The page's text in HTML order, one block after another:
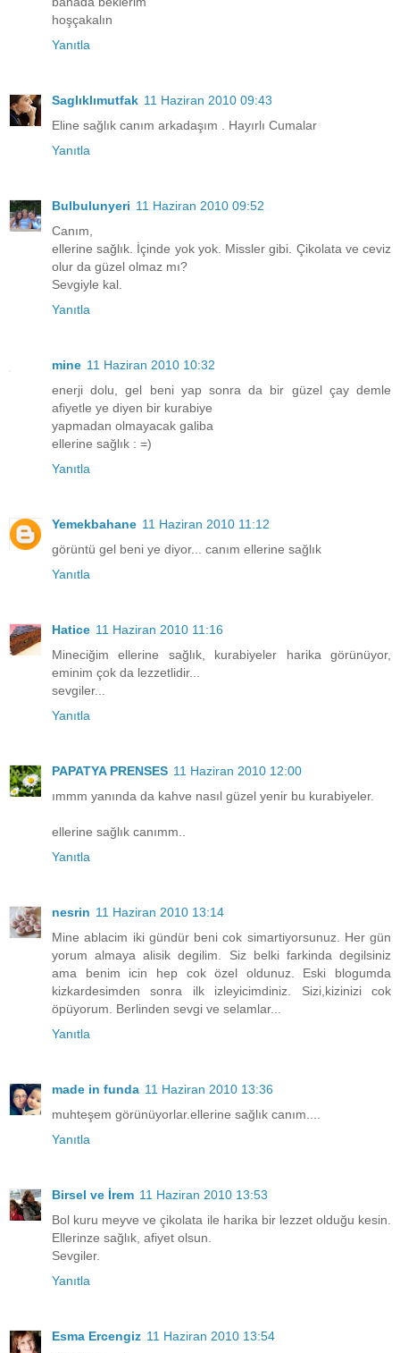
hoşçakalın
Yanıtla
Saglıklımutfak 11 Haziran 2010 09:43
Eline sağlık canım arkadaşım . Hayırlı Cumalar
Yanıtla
Bulbulunyeri 11 Haziran 2010 09:52
Canım,
ellerine sağlık. İçinde yok yok. Missler gibi. Çikolata ve ceviz
olur da güzel olmaz mı?
Sevgiyle kal.
Yanıtla
mine 11 Haziran 2010 10:32
enerji dolu, gel beni yap sonra da bir güzel çay demle
afiyetle ye diyen bir kurabiye
yapmadan olmayacak galiba
ellerine sağlık : =)
Yanıtla
Yemekbahane 11 Haziran 2010 11:12
görüntü gel beni ye diyor... canım ellerine sağlık
Yanıtla
Hatice 11 Haziran 2010 11:16
Mineciğim ellerine sağlık, kurabiyeler harika görünüyor,
eminim çok da lezzetlidir...
sevgiler...
Yanıtla
PAPATYA PRENSES 11 Haziran 2010 12:00
ımmm yanında da kahve nasıl güzel yenir bu kurabiyeler.
ellerine sağlık canımm..
Yanıtla
nesrin 11 Haziran 2010 13:14
Mine ablacim iki gündür beni cok simartiyorsunuz. Her gün
yorum almaya alisik degilim. Siz belki farkinda degilsiniz
ama benim icin hep cok özel oldunuz. Eski blogumda
kizkardesimden sonra ilk izleyicimdiniz. Sizi,kizinizi cok
öpüyorum. Berlinden sevgi ve selamlar...
Yanıtla
made in funda 11 Haziran 2010 13:36
muhteşem görünüyorlar.ellerine sağlık canım....
Yanıtla
Birsel ve İrem 11 Haziran 2010 13:53
Bol kuru meyve ve çikolata ile harika bir lezzet olduğu kesin.
Ellerinze sağlık, afiyet olsun.
Sevgiler.
Yanıtla
Esma Ercengiz 11 Haziran 2010 13:54